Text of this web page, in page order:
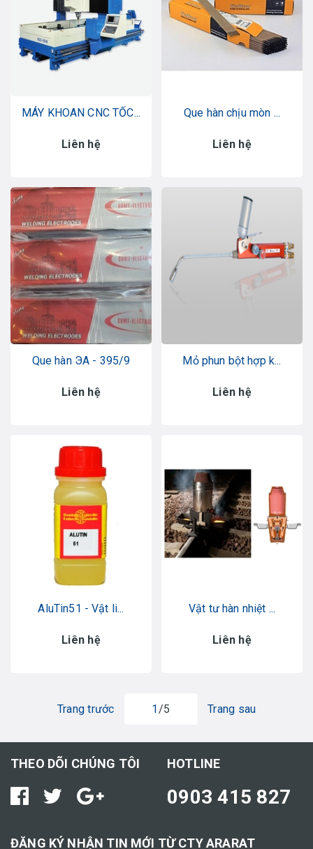
MÁY KHOAN CNC TỐC...
Liên hệ
Que hàn chịu mòn ...
Liên hệ
Que hàn ЭА - 395/9
Liên hệ
Mỏ phun bột hợp k...
Liên hệ
AluTin51 - Vật li...
Liên hệ
Vật tư hàn nhiệt ...
Liên hệ
Trang trước 1 /5 Trang sau
THEO DÕI CHÚNG TÔI HOTLINE
0903 415 827
ĐĂNG KÝ NHẬN TIN MỚI TỪ CTY ARARAT